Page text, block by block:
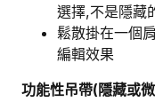
選擇,不是隱藏
鬆散掛在一個
編輯效果
功能性吊帶(隱藏或